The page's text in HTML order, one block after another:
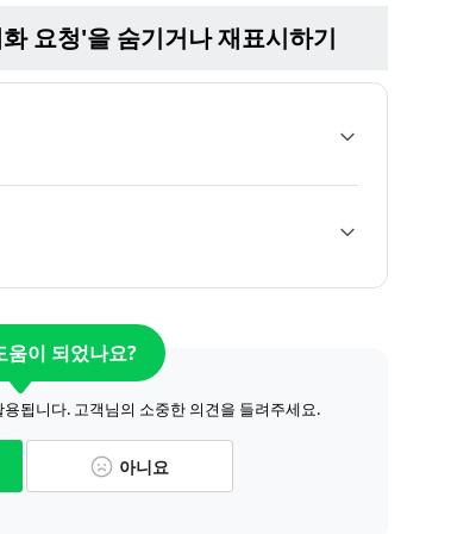
요청'을 숨기거나 재표시하기
움이 되었나요?
됩니다. 고객님의 소중한 의견을 들려주세요.
아니요